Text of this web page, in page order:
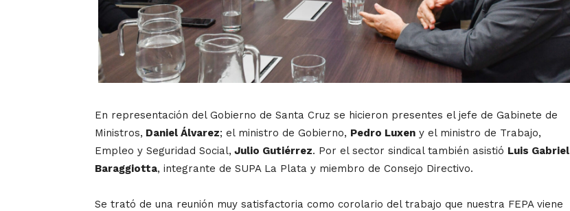
En representación del Gobierno de Santa Cruz se hicieron presentes el jefe de Gabinete de
Ministros, Daniel Álvarez; el ministro de Gobierno, Pedro Luxen y el ministro de Trabajo,
Empleo y Seguridad Social, Julio Gutiérrez. Por el sector sindical también asistió Luis Gabriel
Baraggiotta, integrante de SUPA La Plata y miembro de Consejo Directivo.
Se trató de una reunión muy satisfactoria como corolario del trabajo que nuestra FEPA viene